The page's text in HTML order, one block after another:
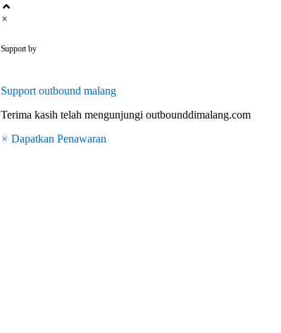
×
Support by
Support outbound malang
Terima kasih telah mengunjungi outbounddimalang.com
× Dapatkan Penawaran